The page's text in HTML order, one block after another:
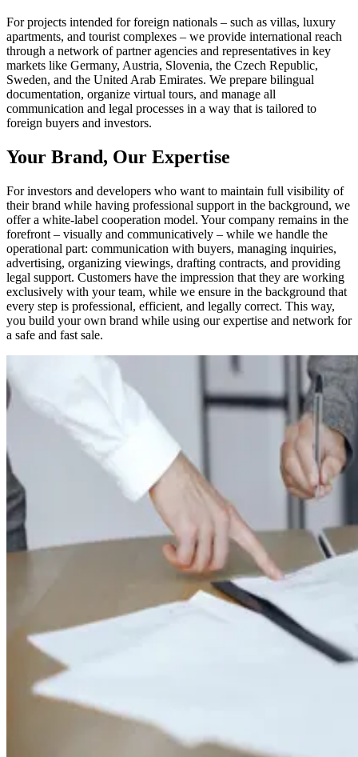
For projects intended for foreign nationals – such as villas, luxury
apartments, and tourist complexes – we provide international reach
through a network of partner agencies and representatives in key
markets like Germany, Austria, Slovenia, the Czech Republic,
Sweden, and the United Arab Emirates. We prepare bilingual
documentation, organize virtual tours, and manage all
communication and legal processes in a way that is tailored to
foreign buyers and investors.
Your Brand, Our Expertise
For investors and developers who want to maintain full visibility of
their brand while having professional support in the background, we
offer a white-label cooperation model. Your company remains in the
forefront – visually and communicatively – while we handle the
operational part: communication with buyers, managing inquiries,
advertising, organizing viewings, drafting contracts, and providing
legal support. Customers have the impression that they are working
exclusively with your team, while we ensure in the background that
every step is professional, efficient, and legally correct. This way,
you build your own brand while using our expertise and network for
a safe and fast sale.